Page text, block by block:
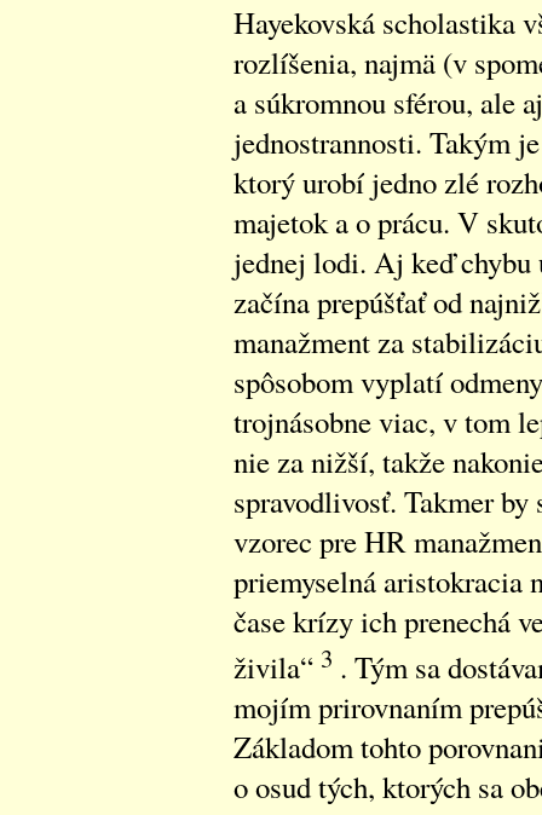
Hayekovská scholastika
rozlíšenia, najmä (v
a súkromnou sférou, ale
jednostrannosti. Takým
ktorý urobí jedno zlé
majetok a o prácu. V
jednej lodi. Aj keď chybu
začína prepúšťať od
manažment za
spôsobom vyplatí
trojnásobne viac, v tom
nie za nižší, takže
spravodlivosť. Takmer by
vzorec pre HR
priemyselná aristokracia
čase krízy ich prenechá
živila“ 3 . Tým sa
mojím prirovnaním
Základom tohto
o osud tých, ktorých sa